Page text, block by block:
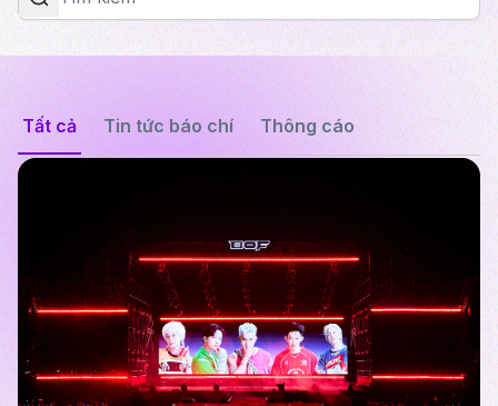
Tất cả Tin tức báo chí Thông cáo